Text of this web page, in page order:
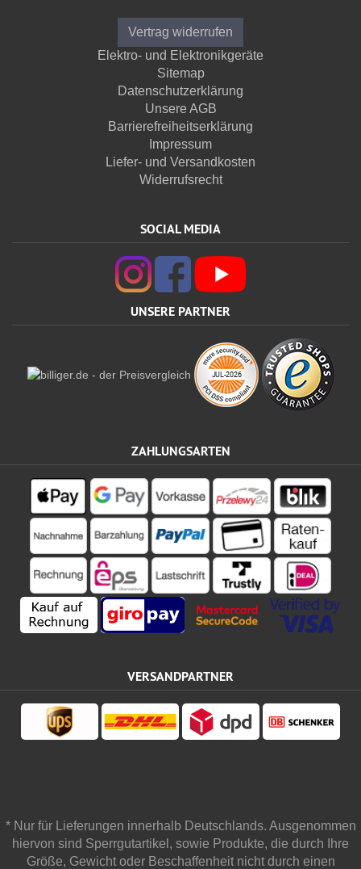
Vertrag widerrufen
Elektro- und Elektronikgeräte
Sitemap
Datenschutzerklärung
Unsere AGB
Barrierefreiheitserklärung
Impressum
Liefer- und Versandkosten
Widerrufsrecht
SOCIAL MEDIA
UNSERE PARTNER
ZAHLUNGSARTEN
VERSANDPARTNER
* Nur für Lieferungen innerhalb Deutschlands. Ausgenommen
hiervon sind Sperrgutartikel, sowie Produkte, die durch Ihre
Größe, Gewicht oder Beschaffenheit nicht durch einen